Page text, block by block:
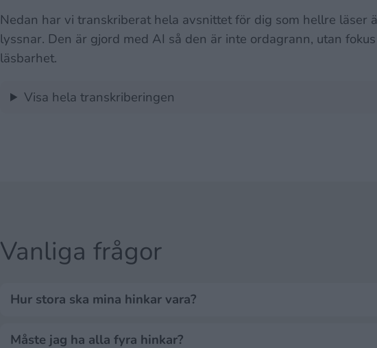
Nedan har vi transkriberat hela avsnittet för dig som hellre läser
lyssnar. Den är gjord med AI så den är inte ordagrann, utan
läsbarhet.
Visa hela transkriberingen
Vanliga frågor
Hur stora ska mina hinkar vara?
Måste jag ha alla fyra hinkar?